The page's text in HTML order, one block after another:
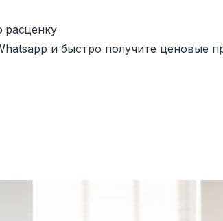
расценку
и быстро получите ценовые